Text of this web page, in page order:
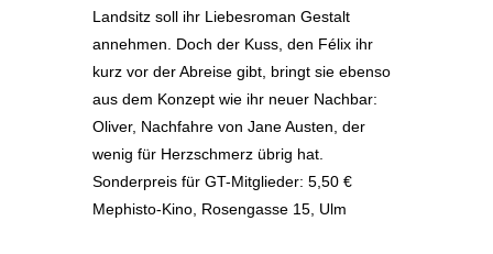
Landsitz soll ihr Liebesroman Gestalt
annehmen. Doch der Kuss, den Félix ihr
kurz vor der Abreise gibt, bringt sie ebenso
aus dem Konzept wie ihr neuer Nachbar:
Oliver, Nachfahre von Jane Austen, der
wenig für Herzschmerz übrig hat.
Sonderpreis für GT-Mitglieder: 5,50 €
Mephisto-Kino, Rosengasse 15, Ulm